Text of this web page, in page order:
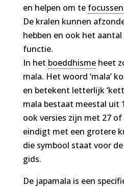
en helpen om te focussen
De kralen kunnen
hebben en ook het
functie.
In het boeddhismeheet
mala. Het woord ‘mala’
en betekent letterlijk
mala bestaat meestal uit
ook versies zijn met 27
eindigt met een grotere
die symbool staat voor
gids.
De japamala is een